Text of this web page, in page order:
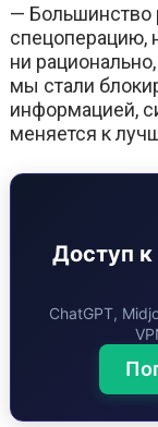
—
спецоперацию,
ни
мы стали
информацией,
меняется к
Доступ
ChatGPT,